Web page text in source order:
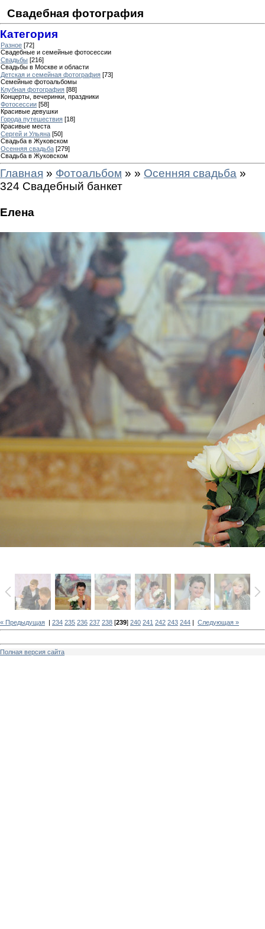
Свадебная фотография
Категория
Разное [72]
Свадебные и семейные фотосессии
Свадьбы [216]
Свадьбы в Москве и области
Детская и семейная фотография [73]
Семейные фотоальбомы
Клубная фотография [88]
Концерты, вечеринки, праздники
Фотосессии [58]
Красивые девушки
Города путешествия [18]
Красивые места
Сергей и Ульяна [50]
Свадьба в Жуковском
Осенняя свадьба [279]
Свадьба в Жуковском
Главная » Фотоальбом » » Осенняя свадьба »
324 Свадебный банкет
Елена
« Предыдущая 234 235 236 237 238 [239] 240 241 242 243 244 Следующая »
Полная версия сайта